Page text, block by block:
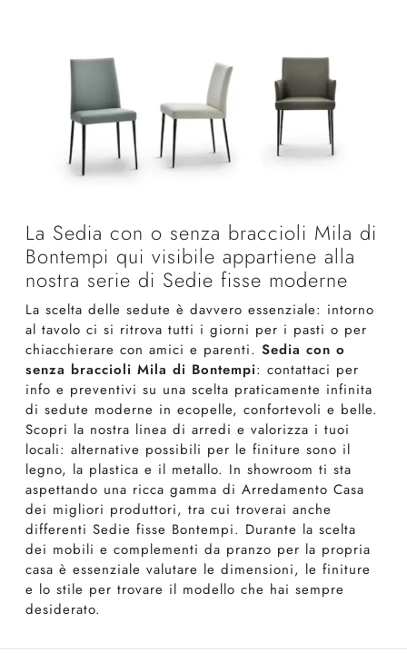
La Sedia con o senza braccioli Mila di
Bontempi qui visibile appartiene alla
nostra serie di Sedie fisse moderne
La scelta delle sedute è davvero essenziale: intorno
al tavolo ci si ritrova tutti i giorni per i pasti o per
chiacchierare con amici e parenti. Sedia con o
senza braccioli Mila di Bontempi: contattaci per
info e preventivi su una scelta praticamente infinita
di sedute moderne in ecopelle, confortevoli e belle.
Scopri la nostra linea di arredi e valorizza i tuoi
locali: alternative possibili per le finiture sono il
legno, la plastica e il metallo. In showroom ti sta
aspettando una ricca gamma di Arredamento Casa
dei migliori produttori, tra cui troverai anche
differenti Sedie fisse Bontempi. Durante la scelta
dei mobili e complementi da pranzo per la propria
casa è essenziale valutare le dimensioni, le finiture
e lo stile per trovare il modello che hai sempre
desiderato.